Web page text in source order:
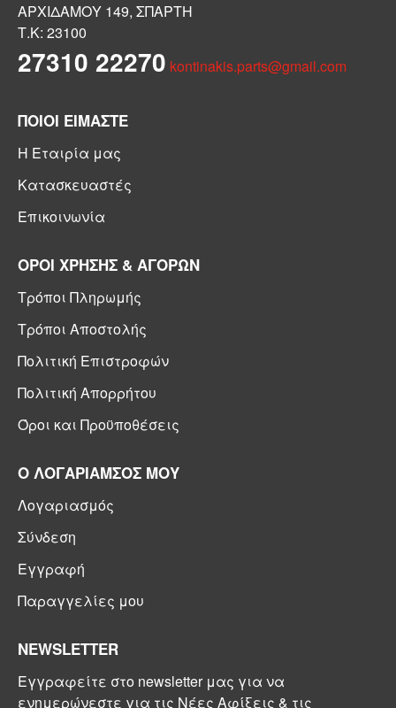
ΑΡΧΙΔΑΜΟΥ 149, ΣΠΑΡΤΗ
Τ.Κ: 23100
27310 22270 kontinakis.parts@gmail.com
ΠΟΙΟΙ ΕΙΜΑΣΤΕ
Η Εταιρία μας
Κατασκευαστές
Επικοινωνία
ΟΡΟΙ ΧΡΗΣΗΣ & ΑΓΟΡΩΝ
Τρόποι Πληρωμής
Τρόποι Αποστολής
Πολιτική Επιστροφών
Πολιτική Απορρήτου
Όροι και Προϋποθέσεις
Ο ΛΟΓΑΡΙΑΜΣΟΣ ΜΟΥ
Λογαριασμός
Σύνδεση
Εγγραφή
Παραγγελίες μου
NEWSLETTER
Εγγραφείτε στο newsletter μας για να
ενημερώνεστε για τις Νέες Αφίξεις & τις